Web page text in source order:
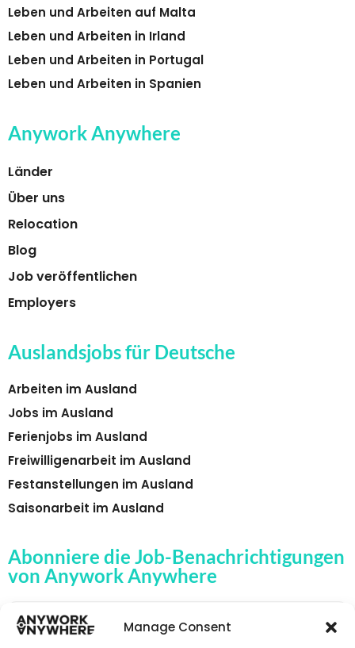
Manage Consent
Leben und Arbeiten auf Malta
Leben und Arbeiten in Irland
Leben und Arbeiten in Portugal
Leben und Arbeiten in Spanien
Anywork Anywhere
Länder
Über uns
Relocation
Blog
Job veröffentlichen
Employers
Auslandsjobs für Deutsche
Arbeiten im Ausland
Jobs im Ausland
Ferienjobs im Ausland
Freiwilligenarbeit im Ausland
Festanstellungen im Ausland
Saisonarbeit im Ausland
Abonniere die Job-Benachrichtigungen
von Anywork Anywhere